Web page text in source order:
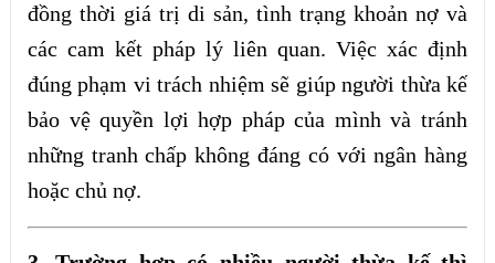
đồng thời giá trị di sản, tình trạng khoản nợ và
các cam kết pháp lý liên quan. Việc xác định
đúng phạm vi trách nhiệm sẽ giúp người thừa kế
bảo vệ quyền lợi hợp pháp của mình và tránh
những tranh chấp không đáng có với ngân hàng
hoặc chủ nợ.